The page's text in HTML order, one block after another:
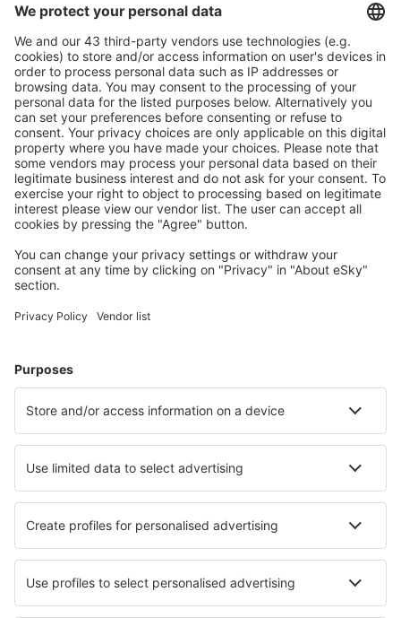
Descarga nuestra appy planifica
cómodamente tus viajes
Planifica tu viaje
Vuelos baratos
Escapadas
Vuelo+Hotel
Hoteles
Traslados
Atracciones
Eventos deportivos
Aprende más
Mejor Precio Garantizado
Aplicación móvil